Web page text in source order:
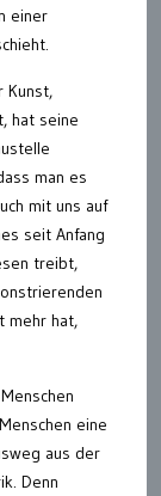
einer
Kunst,
hat seine
man es
mit uns auf
seit Anfang
treibt,
mehr hat,
eine
aus der
Denn